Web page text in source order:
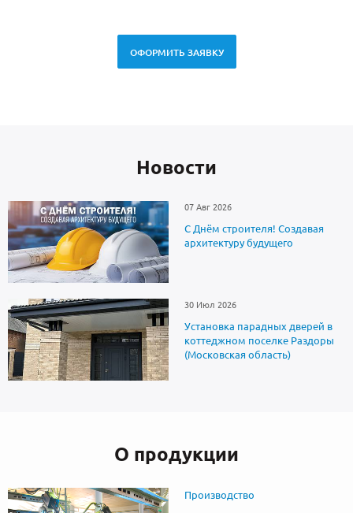
ОФОРМИТЬ ЗАЯВКУ
Новоcти
07 Авг 2026
С Днём строителя! Создавая
архитектуру будущего
30 Июл 2026
Установка парадных дверей в
коттеджном поселке Раздоры
(Московская область)
О продукции
Производство